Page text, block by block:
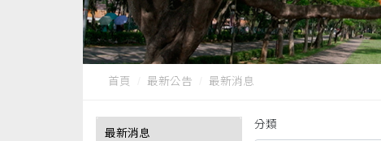
首頁 最新公告 最新消息
最新消息
分類